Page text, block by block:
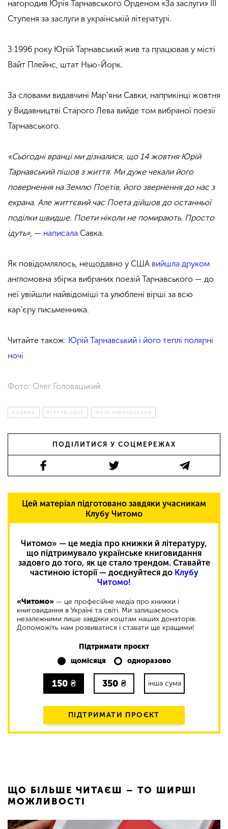
нагородив Юрія Тарнавського Орденом «За заслуги» ІІІ
Ступеня за заслуги в українській літературі.
З 1996 року Юрій Тарнавський жив та працював у місті
Вайт Плейнс, штат Нью-Йорк.
За словами видавчині Марʼяни Савки, наприкінці жовтня
у Видавництві Старого Лева вийде том вибраної поезії
Тарнавського.
«Сьогодні вранці ми дізналися, що 14 жовтня Юрій
Тарнавський пішов з життя. Ми дуже чекали його
повернення на Землю Поетів, його звернення до нас з
екрана. Але життєвий час Поета дійшов до останньої
поділки швидше. Поети ніколи не помирають. Просто
ідуть», — написала Савка.
Як повідомлялось, нещодавно у США вийшла друком
англомовна збірка вибраних поезій Тарнавського — до
неї увійшли найвідоміші та улюблені вірші за всю
кар’єру письменника.
Читайте також: Юрій Тарнавський і його теплі полярні
ночі
Фото: Олег Головацький
НОВИНИ ВТРАТИ-2025 ЮРІЙ ТАРНАВСЬКИЙ
ПОДІЛИТИСЯ У СОЦМЕРЕЖАХ
Цей матеріал підготовано завдяки учасникам
Клубу Читомо
Читомо» — це медіа про книжки й літературу,
що підтримувало українське книговидання
задовго до того, як це стало трендом. Ставайте
частиною історії — доєднуйтеся до Клубу
Читомо!
«Читомо» — це професійне медіа про книжки і
книговидання в Україні та світі. Ми залишаємось
незалежними лише завдяки коштам наших донаторів.
Допоможіть нам розвиватися і ставати ще кращими!
Підтримати проєкт
щомісяця
одноразово
150 ₴ 350 ₴ інша сума
ПІДТРИМАТИ ПРОЄКТ
ЩО БІЛЬШЕ ЧИТАЄШ – ТО ШИРШІ
МОЖЛИВОСТІ